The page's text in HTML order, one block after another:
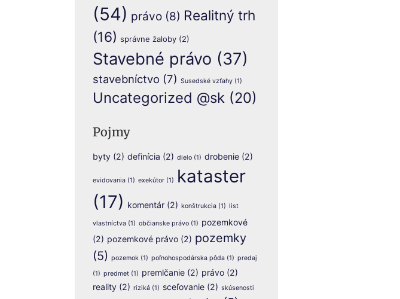
(54) právo(8) Realitný trh
(16) správne žaloby(2)
Stavebné právo (37)
stavebníctvo (7) Susedské vzťahy(1)
Uncategorized @sk(20)
Pojmy
byty(2) definícia (2) dielo(1) drobenie(2)
evidovania(1) exekútor(1)
kataster
(17) komentár(2) konštrukcia(1) list
vlastníctva(1) občianske právo(1) pozemkové
(2) pozemkové právo(2) pozemky
(5) pozemok(1) poľnohospodárska pôda(1) predaj
(1) predmet(1) premlčanie(2) právo(2)
reality(2) riziká(1) sceľovanie(2) skúsenosti